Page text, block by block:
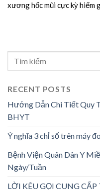
xương hốc mũi cực kỳ hiếm
RECENT POSTS
Hướng Dẫn Chi Tiết Quy
BHYT
Ý nghĩa 3 chỉ số trên máy
Bệnh Viện Quân Dân Y
Ngày/Tuần
LỜI KÊU GỌI CUNG